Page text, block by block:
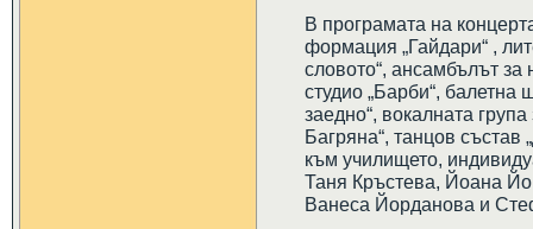
В програмата на
формация „Гайдари“ ,
словото“, ансамбълът за
студио „Барби“, балетна
заедно“, вокалната
Багряна“, танцов състав
към училището,
Таня Кръстева, Йоана
Ванеса Йорданова и